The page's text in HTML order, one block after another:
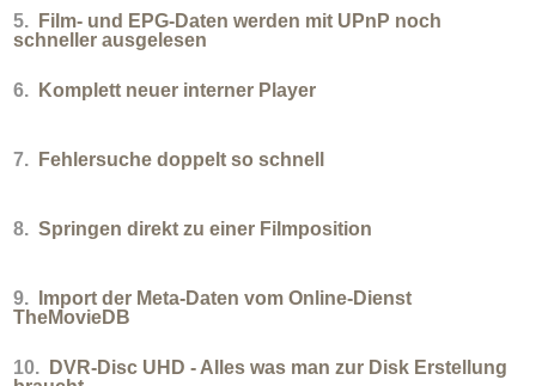
5.
Film- und EPG-Daten werden mit UPnP noch
schneller ausgelesen
6. Komplett neuer interner Player
7. Fehlersuche doppelt so schnell
8. Springen direkt zu einer Filmposition
9.
Import der Meta-Daten vom Online-Dienst
TheMovieDB
10.
DVR-Disc UHD - Alles was man zur Disk Erstellung